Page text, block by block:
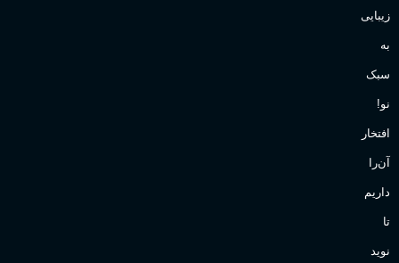
زیبایی
به
سبک
نو!
افتخار
آن‌را
داریم
تا
نوید